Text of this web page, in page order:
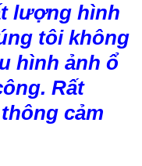
lượng hình
tôi không
hình ảnh ổ
Rất
cảm